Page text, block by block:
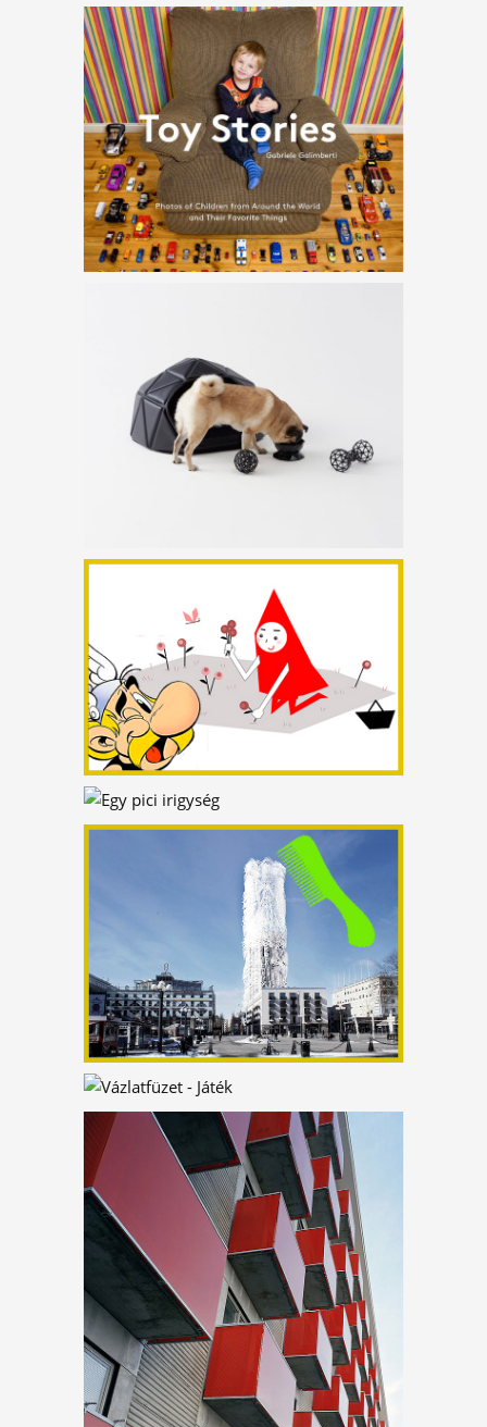
ISKOLA
OSZTÁLYTERMEK
NÉLKÜL?
KEDVENC JÁTÉKAIM
HETI TOP 5
CSÚCSOTTHONOK
EGY PICI IRIGYSÉG